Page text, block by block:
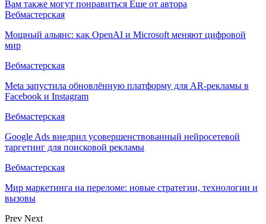
Вам также могут понравиться Еще от автора
Вебмастерская
Мощный альянс: как OpenAI и Microsoft меняют цифровой
мир
Вебмастерская
Meta запустила обновлённую платформу для AR-рекламы в
Facebook и Instagram
Вебмастерская
Google Ads внедрил усовершенствованный нейросетевой
таргетинг для поисковой рекламы
Вебмастерская
Мир маркетинга на переломе: новые стратегии, технологии и
вызовы
Prev Next